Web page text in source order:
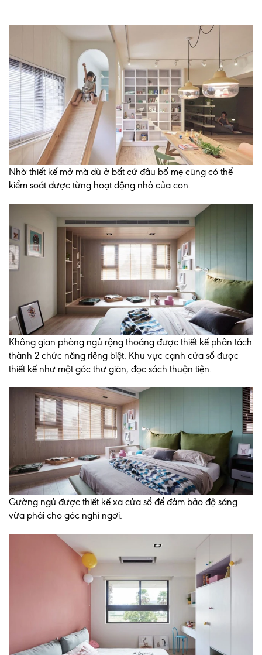
Nhờ thiết kế mở mà dù ở bất cứ đâu bố mẹ cũng có thể
kiểm soát được từng hoạt động nhỏ của con.
Không gian phòng ngủ rộng thoáng được thiết kế phân tách
thành 2 chức năng riêng biệt. Khu vực cạnh cửa sổ được
thiết kế như một góc thư giãn, đọc sách thuận tiện.
Gường ngủ được thiết kế xa cửa sổ để đảm bảo độ sáng
vừa phải cho góc nghỉ ngơi.